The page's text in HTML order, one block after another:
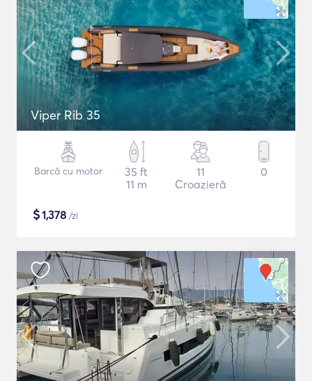
Viper Rib 35
Barcă cu motor
35 ft
11 m
11
Croazieră
0
$1,378 /zi